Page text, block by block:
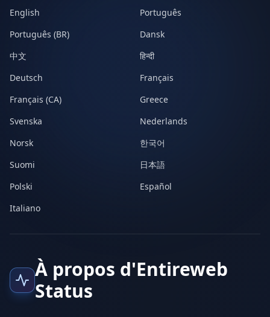
English
Português
Português (BR)
Dansk
中文
हिन्दी
Deutsch
Français
Français (CA)
Greece
Svenska
Nederlands
Norsk
한국어
Suomi
日本語
Polski
Español
Italiano
À propos d'Entireweb
Status